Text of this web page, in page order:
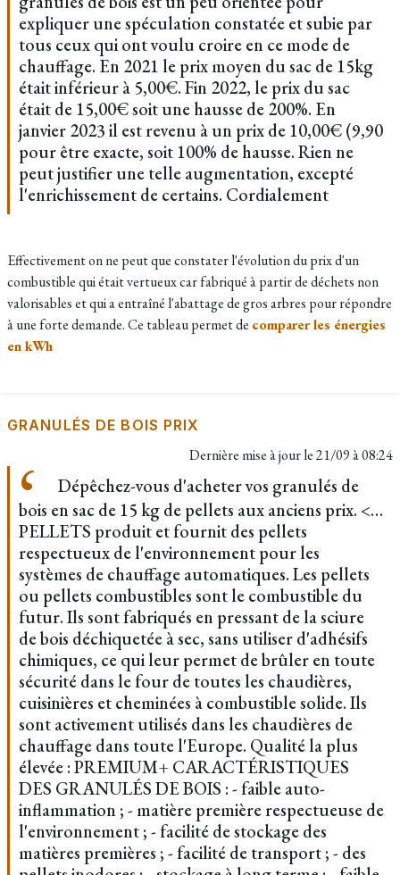
expliquer une spéculation constatée et subie par
tous ceux qui ont voulu croire en ce mode de
chauffage. En 2021 le prix moyen du sac de 15kg
était inférieur à 5,00€. Fin 2022, le prix du sac
était de 15,00€ soit une hausse de 200%. En
janvier 2023 il est revenu à un prix de 10,00€ (9,90
pour être exacte, soit 100% de hausse. Rien ne
peut justifier une telle augmentation, excepté
l'enrichissement de certains. Cordialement
Effectivement on ne peut que constater l'évolution du prix d'un
combustible qui était vertueux car fabriqué à partir de déchets non
valorisables et qui a entraîné l'abattage de gros arbres pour répondre
à une forte demande. Ce tableau permet de comparer les énergies
en kWh
GRANULÉS DE BOIS PRIX
Dernière mise à jour le21/09 à 08:24
Dépêchez-vous d'acheter vos granulés de
bois en sac de 15 kg de pellets aux anciens prix. <…
PELLETS produit et fournit des pellets
respectueux de l'environnement pour les
systèmes de chauffage automatiques. Les pellets
ou pellets combustibles sont le combustible du
futur. Ils sont fabriqués en pressant de la sciure
de bois déchiquetée à sec, sans utiliser d'adhésifs
chimiques, ce qui leur permet de brûler en toute
sécurité dans le four de toutes les chaudières,
cuisinières et cheminées à combustible solide. Ils
sont activement utilisés dans les chaudières de
chauffage dans toute l'Europe. Qualité la plus
élevée : PREMIUM+ CARACTÉRISTIQUES
DES GRANULÉS DE BOIS : - faible auto-
inflammation ; - matière première respectueuse de
l'environnement ; - facilité de stockage des
matières premières ; - facilité de transport ; - des